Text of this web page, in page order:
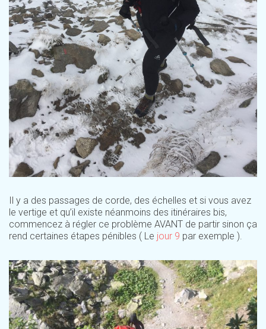
Il y a des passages de corde, des échelles et si vous avez
le vertige et qu’il existe néanmoins des itinéraires bis,
commencez à régler ce problème AVANT de partir sinon ça
rend certaines étapes pénibles ( Le jour 9 par exemple ).